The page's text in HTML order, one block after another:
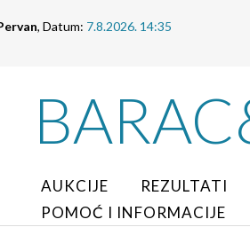
, Datum: 7.8.2026. 14:35
AUKCIJE
REZULTATI
POMOĆ I INFORMACIJE